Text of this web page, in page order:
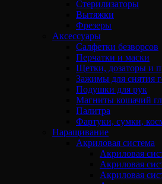
Стерилизаторы
Вытяжки
Фрезеры
Аксессуары
Салфетки безворсов
Перчатки и маски
Щетки, дозаторы и
Зажимы для снятия
Подушки для рук
Магниты кошачий
Палитра
Фартуки, сумки,
Наращивание
Акриловая система
Акриловая
Акриловая
Акриловая